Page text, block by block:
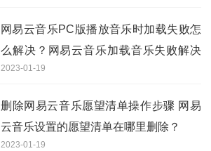
网易云音乐PC版播放音乐时加载失败怎
么解决？网易云音乐加载音乐失败解决
方法分享
2023-01-19
删除网易云音乐愿望清单操作步骤 网易
云音乐设置的愿望清单在哪里删除？
2023-01-19